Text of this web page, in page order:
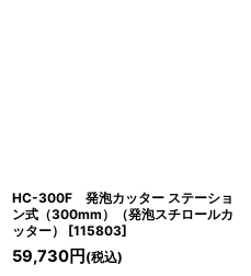
HC-300F 発泡カッター ステーショ
ン式（300mm）（発泡スチロールカ
ッター）
[115803]
59,730円 (税込)